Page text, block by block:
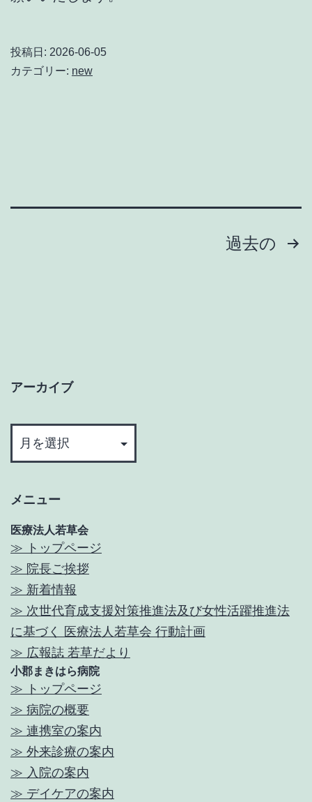
投稿日: 2026-06-05
カテゴリー: new
送
り
過去の
アーカイブ
カ
ブ
メニュー
医療法人若草会
≫ トップページ
≫ 院長ご挨拶
≫ 新着情報
≫ 次世代育成支援対策推進法及び女性活躍推進法
に基づく 医療法人若草会 行動計画
≫ 広報誌 若草だより
小郡まきはら病院
≫ トップページ
≫ 病院の概要
≫ 連携室の案内
≫ 外来診療の案内
≫ 入院の案内
≫ デイケアの案内